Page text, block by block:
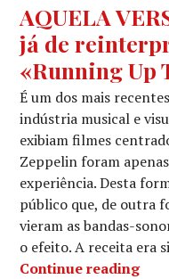
AQUELA
já de
«Running Up
É um dos mais
indústria musical e
exibiam filmes
Zeppelin foram
experiência. Desta
público que, de outra
vieram as bandas-
o efeito. A receita era
Continue reading